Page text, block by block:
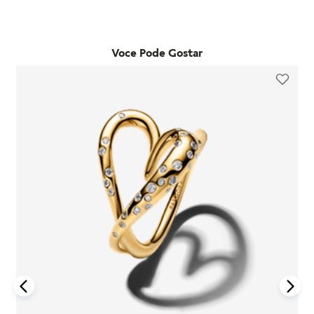
sem uso, na embalagem original e acompanhado da nota
"Última Chance" não são elegíveis para troca ou reembolso.
Se houver arrependimento da compra realizada no site, é
possível solicitar a devolução dentro de sete dias corridos
após o recebimento. O produto deve ser enviado em perfeito
estado, com a embalagem original e todos os acessórios
incluídos, como brindes promocionais.
Em caso de defeito, tanto para compras online quanto em
lojas físicas, é necessário entrar em contato com o SAC da
Pandora informando o número do pedido, fotos do produto e
uma descrição do problema. Se for confirmado um defeito de
fabricação, o cliente poderá receber um reembolso para uma
nova compra ou realizar a troca do produto dentro do prazo
de um ano, mediante avaliação técnica.
do consumidor. Caso um problema seja identificado dentro
desse período, a Pandora realizará a substituição do produto
A garantia é exclusiva para produtos fabricados e
comercializados pela Pandora em canais oficiais. A empresa
não se responsabiliza por produtos adquiridos em lojas não
autorizadas, pois não pode garantir sua autenticidade nem os
processos de controle de qualidade adotados por terceiros.
Além disso, a garantia não cobre danos decorrentes de
acidentes, mau uso, abuso ou uso de acessórios de outras
marcas junto aos produtos Pandora. O uso de charms que não
sejam originais pode comprometer a durabilidade dos
braceletes, invalidando a garantia.
Para acionar a garantia, o cliente deve seguir as instruções de
Voce Pode Gostar